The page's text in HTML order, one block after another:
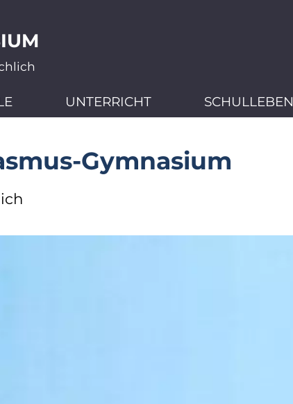
UNTERRICHT SCHULLEBEN
Gymnasium